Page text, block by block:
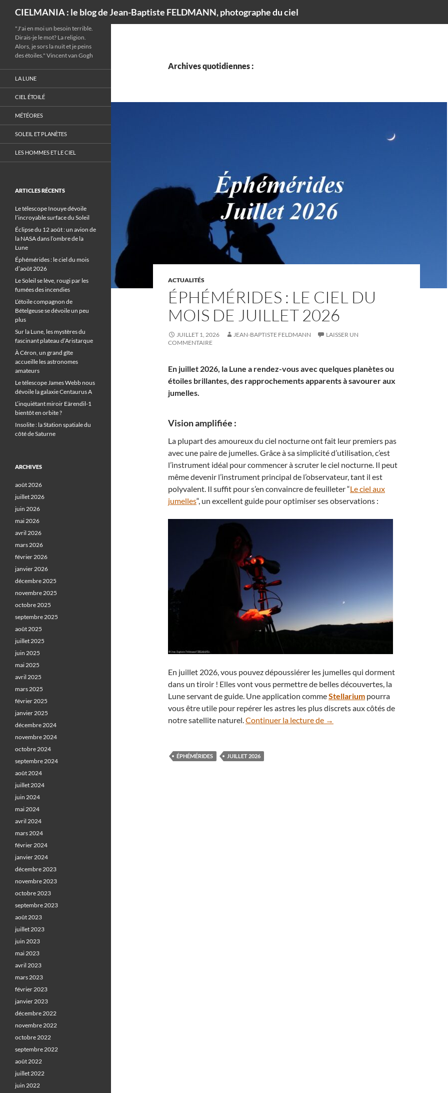
CIELMANIA : le blog de Jean-Baptiste FELDMANN, photographe du ciel
Archives quotidiennes :
ACTUALITÉS
ÉPHÉMÉRIDES : LE CIEL DU
MOIS DE JUILLET 2026
JUILLET 1, 2026 JEAN-BAPTISTE FELDMANN
LAISSER UN
COMMENTAIRE
En juillet 2026, la Lune a rendez-vous avec quelques planètes ou
étoiles brillantes, des rapprochements apparents à savourer aux
jumelles.
Vision amplifiée :
La plupart des amoureux du ciel nocturne ont fait leur premiers pas
avec une paire de jumelles. Grâce à sa simplicité d’utilisation, c’est
l’instrument idéal pour commencer à scruter le ciel nocturne. Il peut
même devenir l’instrument principal de l’observateur, tant il est
polyvalent. Il suffit pour s’en convaincre de feuilleter “Le ciel aux
jumelles“, un excellent guide pour optimiser ses observations :
En juillet 2026, vous pouvez dépoussiérer les jumelles qui dorment
dans un tiroir ! Elles vont vous permettre de belles découvertes, la
Lune servant de guide. Une application commeStellarium pourra
vous être utile pour repérer les astres les plus discrets aux côtés de
notre satellite naturel.Continuer la lecture de Éphémérides : le ciel du mois de
→
ÉPHÉMÉRIDES JUILLET 2026
"J'ai en moi un besoin terrible.
Dirais-je le mot? La religion.
Alors, je sors la nuit et je peins
des étoiles." Vincent van Gogh
LA LUNE
CIEL ÉTOILÉ
MÉTÉORES
SOLEIL ET PLANÈTES
LES HOMMES ET LE CIEL
ARTICLES RÉCENTS
Le télescope Inouye dévoile
l’incroyable surface du Soleil
Éclipse du 12 août : un avion de
la NASA dans l’ombre de la
Lune
Éphémérides : le ciel du mois
d’août 2026
Le Soleil se lève, rougi par les
fumées des incendies
L’étoile compagnon de
Bételgeuse se dévoile un peu
plus
Sur la Lune, les mystères du
fascinant plateau d’Aristarque
À Céron, un grand gîte
accueille les astronomes
amateurs
Le télescope James Webb nous
dévoile la galaxie Centaurus A
L’inquiétant miroir Eärendil-1
bientôt en orbite ?
Insolite : la Station spatiale du
côté de Saturne
ARCHIVES
août 2026
juillet 2026
juin 2026
mai 2026
avril 2026
mars 2026
février 2026
janvier 2026
décembre 2025
novembre 2025
octobre 2025
septembre 2025
août 2025
juillet 2025
juin 2025
mai 2025
avril 2025
mars 2025
février 2025
janvier 2025
décembre 2024
novembre 2024
octobre 2024
septembre 2024
août 2024
juillet 2024
juin 2024
mai 2024
avril 2024
mars 2024
février 2024
janvier 2024
décembre 2023
novembre 2023
octobre 2023
septembre 2023
août 2023
juillet 2023
juin 2023
mai 2023
avril 2023
mars 2023
février 2023
janvier 2023
décembre 2022
novembre 2022
octobre 2022
septembre 2022
août 2022
juillet 2022
juin 2022